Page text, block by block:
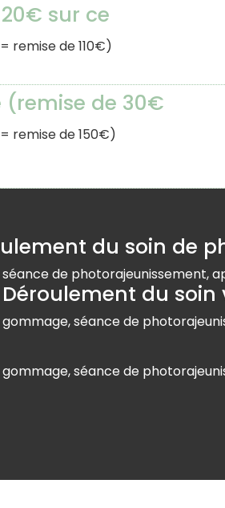
sur ce
remise de 110€)
(remise de 30€
remise de 150€)
du soin de
de photorajeunissement,
Déroulement du soin
séance de
séance de